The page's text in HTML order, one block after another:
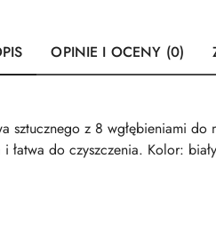
OPINIE I OCENY (0)
sztucznego z 8 wgłębieniami
do czyszczenia. Kolor: